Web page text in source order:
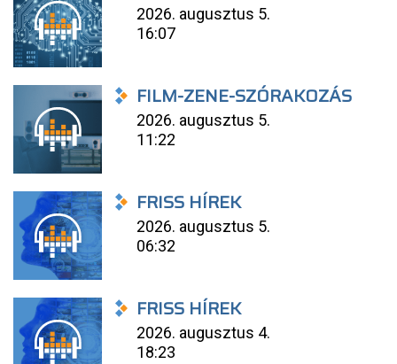
2026. augusztus 5.
16:07
FILM-ZENE-SZÓRAKOZÁS
2026. augusztus 5.
11:22
FRISS HÍREK
2026. augusztus 5.
06:32
FRISS HÍREK
2026. augusztus 4.
18:23